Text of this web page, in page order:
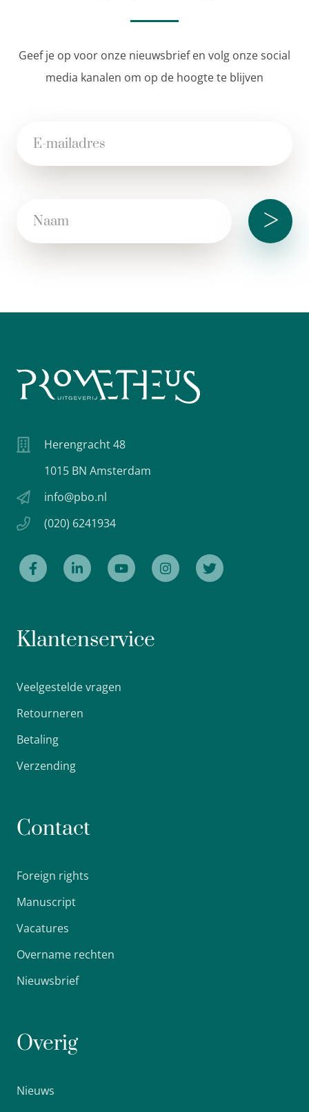
Geef je op voor onze nieuwsbrief en volg onze social
media kanalen om op de hoogte te blijven
>
Herengracht 48
1015 BN Amsterdam
info@pbo.nl
(020) 6241934
Klantenservice
Veelgestelde vragen
Retourneren
Betaling
Verzending
Contact
Foreign rights
Manuscript
Vacatures
Overname rechten
Nieuwsbrief
Overig
Nieuws